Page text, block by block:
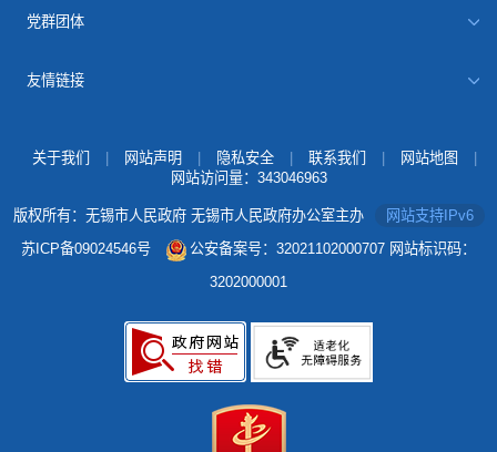
党群团体
友情链接
关于我们 网站声明 隐私安全 联系我们 网站地图
网站访问量： 343046963
版权所有：无锡市人民政府 无锡市人民政府办公室主办
网站支持IPv6
苏ICP备09024546号
公安备案号：32021102000707 网站标识码：
3202000001